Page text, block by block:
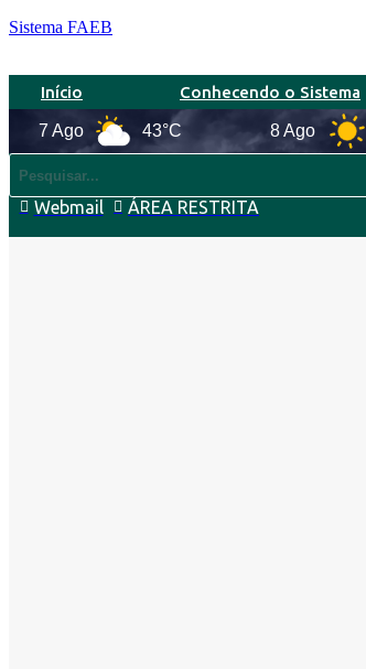
Sistema FAEB
Início Conhecendo o Sistema
43°C 8 Ago 44°C
Webmail ÁREA RESTRITA